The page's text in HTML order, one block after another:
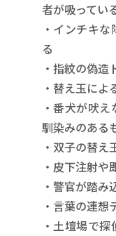
者が吸ってい
・インチキ
る
・指紋の偽造
・替え玉によ
・番犬が吠
馴染みのある
・双子の替え
・皮下注射や
・警官が踏み
・言葉の連想
・土壇場で探